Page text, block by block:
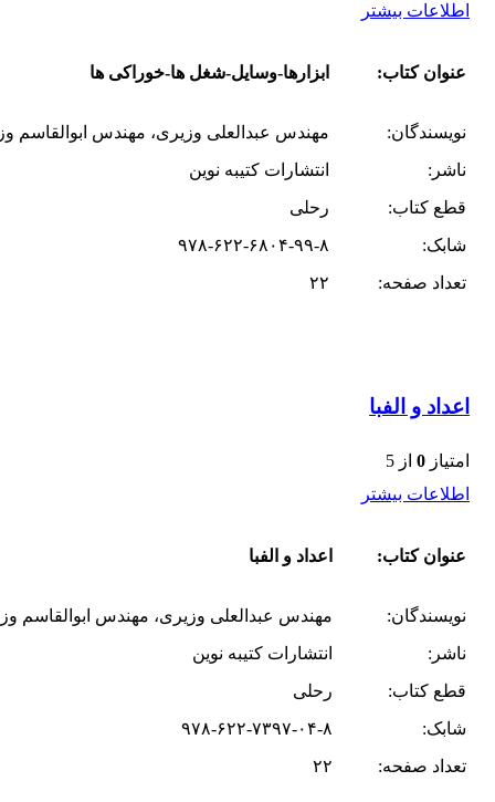
اطلاعات بیشتر
عنوان کتاب: ابزارها-وسایل-شغل ها-خوراکی ها
نویسندگان:
مهندس عبدالعلی وزیری، مهندس ابوالقاسم
ناشر:
انتشارات کتیبه نوین
قطع کتاب:
رحلی
شابک:
۹۷۸-۶۲۲-۶۸۰۴-۹۹-۸
تعداد صفحه:
۲۲
اعداد و الفبا
امتیاز 0 از 5
اطلاعات بیشتر
عنوان کتاب: اعداد و الفبا
نویسندگان:
مهندس عبدالعلی وزیری، مهندس ابوالقاسم
ناشر:
انتشارات کتیبه نوین
قطع کتاب:
رحلی
شابک:
۹۷۸-۶۲۲-۷۳۹۷-۰۴-۸
تعداد صفحه:
۲۲